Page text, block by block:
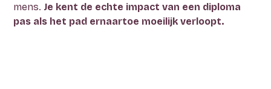
mens. Je kent de echte impact van een diploma
pas als het pad ernaartoe moeilijk verloopt.